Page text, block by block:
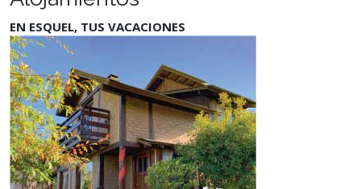
EN ESQUEL, TUS VACACIONES